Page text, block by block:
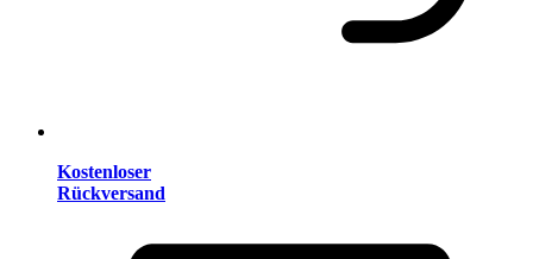
Kostenloser
Rückversand